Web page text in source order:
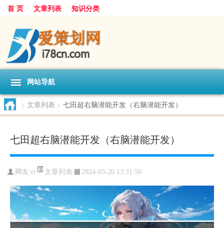
首 页 文章列表 知识分类
网站导航
> 文章列表 > 七田超右脑潜能开发（右脑潜能开发）
七田超右脑潜能开发（右脑潜能开发）
网友:rt 文章列表 2024-03-26 13:31:50